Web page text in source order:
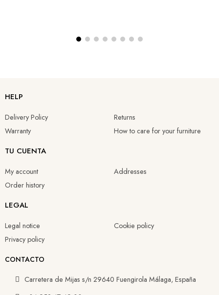
HELP
Delivery Policy
Warranty
Returns
How to care for your furniture
TU CUENTA
My account
Order history
Addresses
LEGAL
Legal notice
Privacy policy
Cookie policy
CONTACTO
Carretera de Mijas s/n 29640 Fuengirola Málaga, España